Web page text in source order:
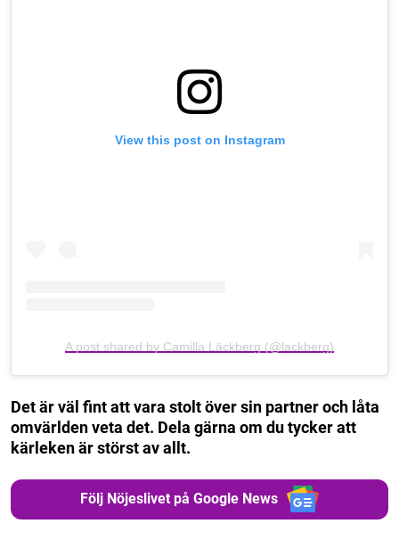
View this post on Instagram
A post shared by Camilla Läckberg (@lackberg)
Det är väl fint att vara stolt över sin partner och låta
omvärlden veta det. Dela gärna om du tycker att
kärleken är störst av allt.
Följ Nöjeslivet på Google News